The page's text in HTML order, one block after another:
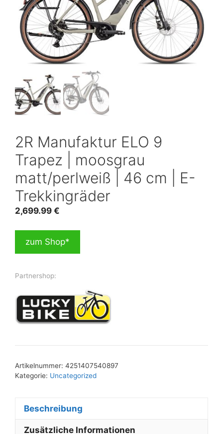
2R Manufaktur ELO 9
Trapez | moosgrau
matt/perlweiß | 46 cm | E-
Trekkingräder
2,699.99 €
zum Shop*
Partnershop:
Artikelnummer: 4251407540897
Kategorie: Uncategorized
Beschreibung
Zusätzliche Informationen